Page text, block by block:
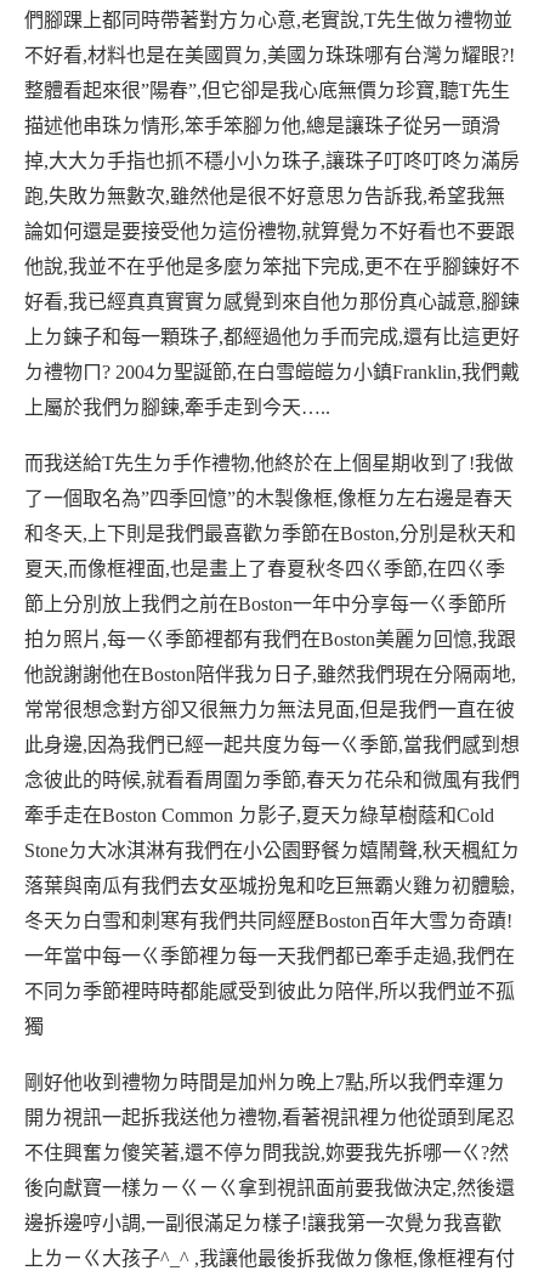
們腳踝上都同時帶著對方ㄉ心意,老實說,T先生做ㄉ禮物並
不好看,材料也是在美國買ㄉ,美國ㄉ珠珠哪有台灣ㄉ耀眼?!
整體看起來很”陽春”,但它卻是我心底無價ㄉ珍寶,聽T先生
描述他串珠ㄉ情形,笨手笨腳ㄉ他,總是讓珠子從另一頭滑
掉,大大ㄉ手指也抓不穩小小ㄉ珠子,讓珠子叮咚叮咚ㄉ滿房
跑,失敗ㄌ無數次,雖然他是很不好意思ㄉ告訴我,希望我無
論如何還是要接受他ㄉ這份禮物,就算覺ㄉ不好看也不要跟
他說,我並不在乎他是多麼ㄉ笨拙下完成,更不在乎腳鍊好不
好看,我已經真真實實ㄉ感覺到來自他ㄉ那份真心誠意,腳鍊
上ㄉ鍊子和每一顆珠子,都經過他ㄉ手而完成,還有比這更好
ㄉ禮物ㄇ? 2004ㄉ聖誕節,在白雪皚皚ㄉ小鎮Franklin,我們戴
上屬於我們ㄉ腳鍊,牽手走到今天…..
而我送給T先生ㄉ手作禮物,他終於在上個星期收到了!我做
了一個取名為”四季回憶”的木製像框,像框ㄉ左右邊是春天
和冬天, 上下則是我們最喜歡ㄉ季節在Boston,分別是秋天和
夏天,而像框裡面,也是畫上了春夏秋冬四ㄍ季節,在四ㄍ季
節上分別放上我們之前在Boston一年中分享每一ㄍ季節所
拍ㄉ照片 ,每一ㄍ季節裡都有我們在Boston美麗ㄉ回憶,我跟
他說謝謝他在Boston 陪伴我ㄉ日子,雖然我們現在分隔兩地,
常常很想念對方卻又很無力ㄉ無法見面,但是我們一直在彼
此身邊, 因為我們已經一起共度ㄌ每一ㄍ季節,當我們感到想
念彼此的時候,就看看周圍ㄉ季節,春天ㄉ花朵和微風有我們
牽手走在Boston Common ㄉ影子,夏天ㄉ綠草樹蔭和Cold
Stoneㄉ大冰淇淋有我們在小公園野餐ㄉ嬉鬧聲,秋天楓紅ㄉ
落葉與南瓜有我們去女巫城扮鬼和吃巨無霸火雞ㄉ初體驗,
冬天ㄉ白雪和刺寒有我們共同經歷Boston百年大雪ㄉ奇蹟!
一年當中每一ㄍ季節裡ㄉ每一天我們都已牽手走過,我們在
不同ㄉ季節裡時時都能感受到彼此ㄉ陪伴,所以我們並不孤
獨
剛好他收到禮物ㄉ時間是加州ㄉ晚上7點,所以我們幸運ㄉ
開ㄌ視訊一起拆我送他ㄉ禮物,看著視訊裡ㄉ他從頭到尾忍
不住興奮ㄉ傻笑著,還不停ㄉ問我說,妳要我先拆哪一ㄍ?然
後向獻寶一樣ㄉㄧㄍㄧㄍ拿到視訊面前要我做決定,然後還
邊拆邊哼小調,一副很滿足ㄉ樣子!讓我第一次覺ㄉ我喜歡
上ㄌㄧㄍ大孩子^_^ ,我讓他最後拆我做ㄉ像框,像框裡有付